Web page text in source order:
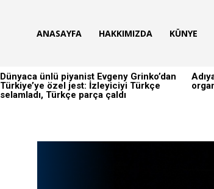
ANASAYFA HAKKIMIZDA KÜNYE
Dünyaca ünlü piyanist Evgeny Grinko’dan
Türkiye’ye özel jest: İzleyiciyi Türkçe
selamladı, Türkçe parça çaldı